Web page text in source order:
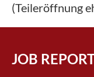
(Teileröffnung
JOB